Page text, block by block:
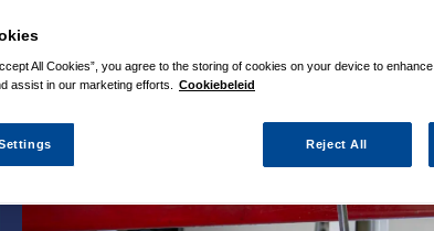
All Cookies”, you agree to the storing of cookies on your device to
assist in our marketing efforts.
Cookiebeleid
Reject All